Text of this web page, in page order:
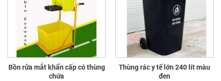
Bồn rửa mắt khẩn cấp có thùng
chứa
Thùng rác y tế lớn 240 lít màu
đen